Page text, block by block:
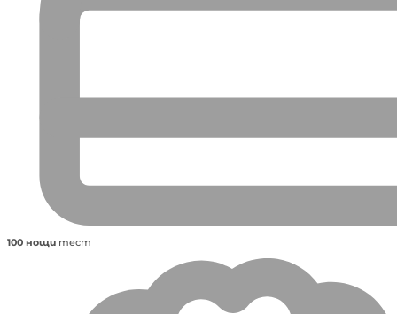
100 нощи тест